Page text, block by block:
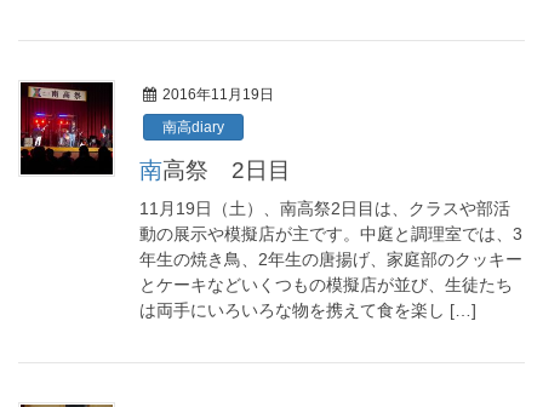
2016年11月19日
南高diary
南高祭 2日目
11月19日（土）、南高祭2日目は、クラスや部活
動の展示や模擬店が主です。中庭と調理室では、3
年生の焼き鳥、2年生の唐揚げ、家庭部のクッキー
とケーキなどいくつもの模擬店が並び、生徒たち
は両手にいろいろな物を携えて食を楽し […]